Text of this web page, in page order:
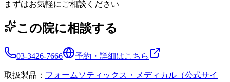
まずはお気軽にご相談ください
この院に相談する
03-3426-7666 予約・詳細はこちら
取扱製品： フォームソティックス・メディカル（公式サイ